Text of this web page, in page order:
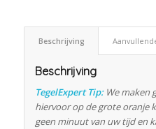
Beschrijving
Beschrijving
TegelExpert Tip:We maken
hiervoor op de grote oranje
geen minuut van uw tijd en